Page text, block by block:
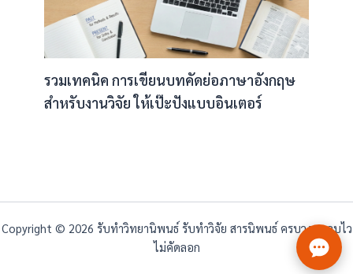
รวมเทคนิค การเขียนบทคัดย่อภาษาอังกฤษ
สำหรับงานวิจัย ให้เป๊ะปังแบบอินเตอร์
Copyright © 2026 รับทำวิทยานิพนธ์ รับทำวิจัย สารนิพนธ์ ครบวงจร จบไว
ไม่คัดลอก